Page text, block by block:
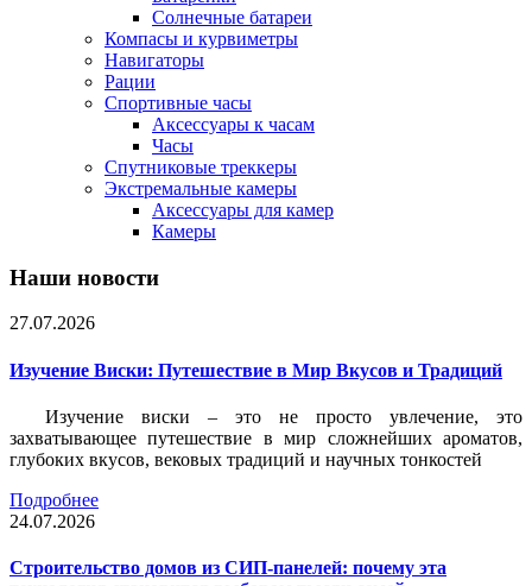
Солнечные батареи
Компасы и курвиметры
Навигаторы
Рации
Спортивные часы
Аксессуары к часам
Часы
Спутниковые треккеры
Экстремальные камеры
Аксессуары для камер
Камеры
Наши новости
27.07.2026
Изучение Виски: Путешествие в Мир Вкусов и Традиций
Изучение виски – это не просто увлечение, это
захватывающее путешествие в мир сложнейших ароматов,
глубоких вкусов, вековых традиций и научных тонкостей
Подробнее
24.07.2026
Строительство домов из СИП-панелей: почему эта